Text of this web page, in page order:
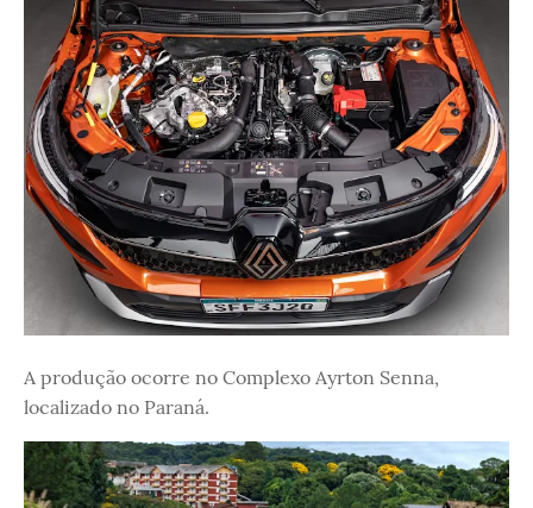
A produção ocorre no Complexo Ayrton Senna,
localizado no Paraná.